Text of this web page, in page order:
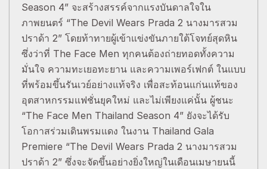
Season 4” จะสร้างสรรค์จากแรงบันดาลใจใน
ภาพยนตร์ “The Devil Wears Prada 2 นางมารสวม
ปราด้า 2” โดยท้าทายผู้เข้าแข่งขันภายใต้โจทย์สุดหิน
ซึ่งว่าที่ The Face Men ทุกคนต้องถ่ายทอดทั้งความ
มั่นใจ ความทะเยอทะยาน และความเพอร์เฟกต์ ในแบบ
ที่พร้อมขึ้นรันเวย์อย่างแท้จริง เพื่อสะท้อนแก่นแท้ของ
อุตสาหกรรมแฟชั่นยุคใหม่ และไม่เพียงแค่นั้น ผู้ชนะ
“The Face Men Thailand Season 4” ยังจะได้รับ
โอกาสร่วมเดินพรมแดง ในงาน Thailand Gala
Premiere “The Devil Wears Prada 2 นางมารสวม
ปราด้า 2” ซึ่งจะจัดขึ้นอย่างยิ่งใหญ่ในเดือนเมษายนนี้